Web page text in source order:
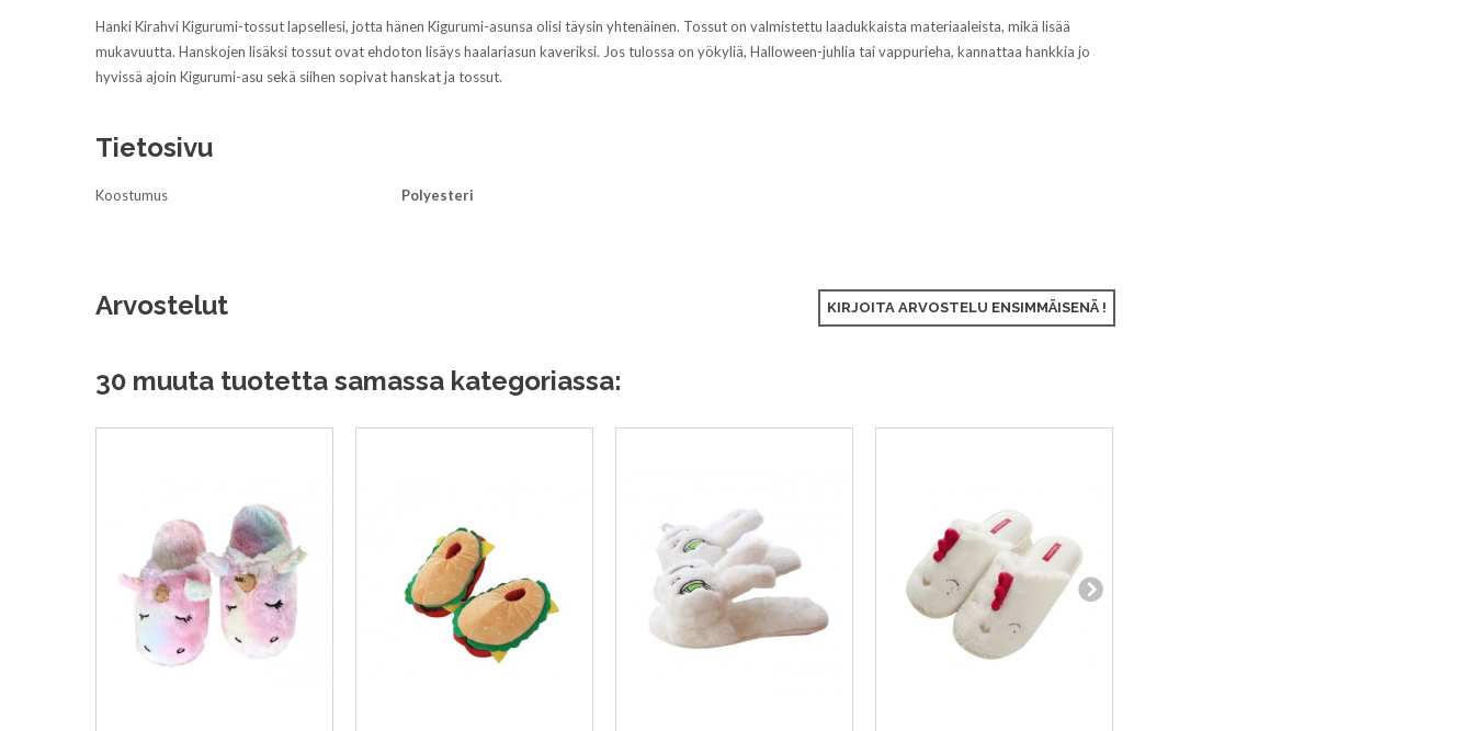
Hanki Kirahvi Kigurumi-tossut lapsellesi, jotta hänen Kigurumi-asunsa olisi täysin yhtenäinen. Tossut on valmistettu laadukkaista materiaaleista, mikä lisää
mukavuutta. Hanskojen lisäksi tossut ovat ehdoton lisäys haalariasun kaveriksi. Jos tulossa on yökyliä, Halloween-juhlia tai vappurieha, kannattaa hankkia jo
hyvissä ajoin Kigurumi-asu sekä siihen sopivat hanskat ja tossut.
Tietosivu
Koostumus Polyesteri
Arvostelut KIRJOITA ARVOSTELU ENSIMMÄISENÄ !
30 muuta tuotetta samassa kategoriassa: